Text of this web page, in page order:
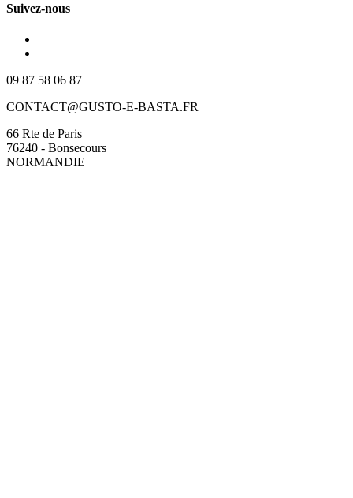
Suivez-nous
09 87 58 06 87
CONTACT@GUSTO-E-BASTA.FR
66 Rte de Paris
76240 - Bonsecours
NORMANDIE